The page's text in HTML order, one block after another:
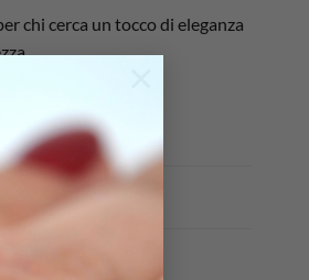
chi cerca un tocco di eleganza